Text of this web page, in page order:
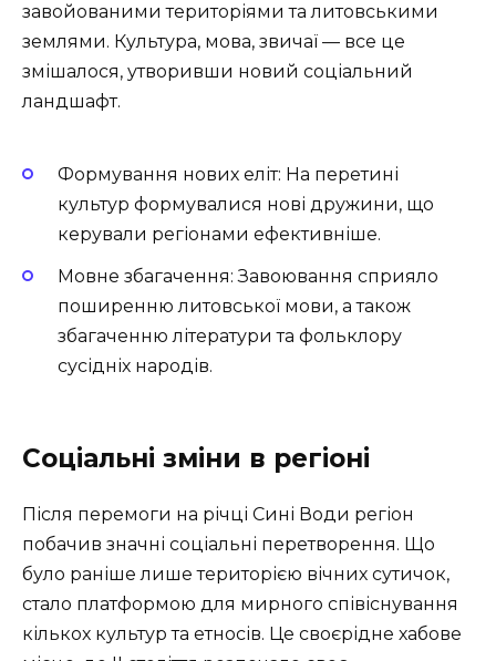
завойованими територіями та литовськими
землями. Культура, мова, звичаї — все це
змішалося, утворивши новий соціальний
ландшафт.
Формування нових еліт: На перетині
культур формувалися нові дружини, що
керували регіонами ефективніше.
Мовне збагачення: Завоювання сприяло
поширенню литовської мови, а також
збагаченню літератури та фольклору
сусідніх народів.
Соціальні зміни в регіоні
Після перемоги на річці Сині Води регіон
побачив значні соціальні перетворення. Що
було раніше лише територією вічних сутичок,
стало платформою для мирного співіснування
кількох культур та етносів. Це своєрідне хабове